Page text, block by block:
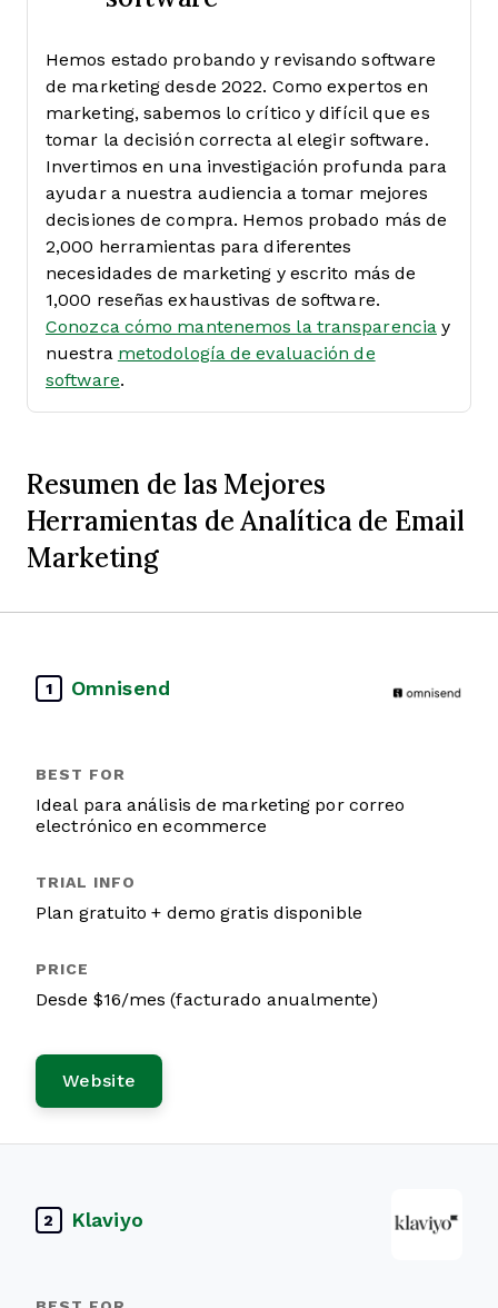
Hemos estado probando y revisando software
de marketing desde 2022. Como expertos en
marketing, sabemos lo crítico y difícil que es
tomar la decisión correcta al elegir software.
Invertimos en una investigación profunda para
ayudar a nuestra audiencia a tomar mejores
decisiones de compra. Hemos probado más de
2,000 herramientas para diferentes
necesidades de marketing y escrito más de
1,000 reseñas exhaustivas de software.
Conozca cómo mantenemos la transparencia y
nuestra metodología de evaluación de
software.
Resumen de las Mejores
Herramientas de Analítica de Email
Marketing
1 Omnisend
Ideal para análisis de marketing por correo
electrónico en ecommerce
Plan gratuito + demo gratis disponible
Desde $16/mes (facturado anualmente)
Website
2 Klaviyo